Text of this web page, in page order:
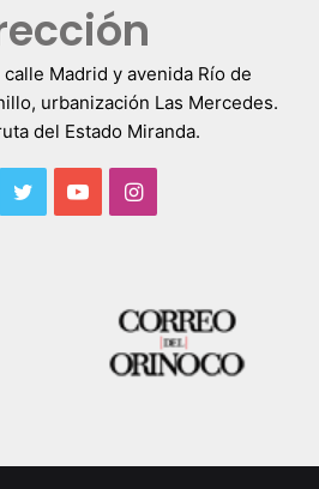
Madrid y avenida Río de
urbanización Las Mercedes.
del Estado Miranda.
TwitterYouTubeInstagram